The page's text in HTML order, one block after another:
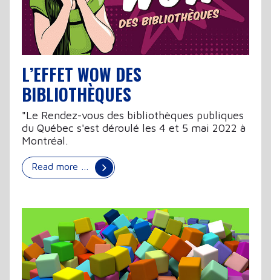
L’EFFET WOW DES
BIBLIOTHÈQUES
"Le Rendez-vous des bibliothèques publiques
du Québec s'est déroulé les 4 et 5 mai 2022 à
Montréal.
Read more …